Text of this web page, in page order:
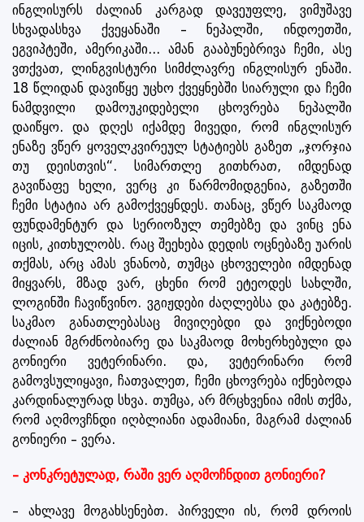
ინგლისურს ძალიან კარგად დავეუფლე, ვიმუშავე
სხვადასხვა ქვეყანაში – ნეპალში, ინდოეთში,
ეგვიპტეში, ამერიკაში... ამან გააბუნებრივა ჩემი, ასე
ვთქვათ, ლინგვისტური სიმძლავრე ინგლისურ ენაში.
18 წლიდან დავიწყე უცხო ქვეყნებში სიარული და ჩემი
ნამდვილი დამოუკიდებელი ცხოვრება ნეპალში
დაიწყო. და დღეს იქამდე მივედი, რომ ინგლისურ
ენაზე ვწერ ყოველკვირეულ სტატიებს გაზეთ „ჯორჯია
თუ დეისთვის“. სიმართლე გითხრათ, იმდენად
გავიწაფე ხელი, ვერც კი წარმომიდგენია, გაზეთში
ჩემი სტატია არ გამოქვეყნდეს. თანაც, ვწერ საკმაოდ
ფუნდამენტურ და სერიოზულ თემებზე და ვინც ენა
იცის, კითხულობს. რაც შეეხება დედის ოცნებაზე უარის
თქმას, არც ამას ვნანობ, თუმცა ცხოველები იმდენად
მიყვარს, მზად ვარ, ცხენი რომ ეტეოდეს სახლში,
ლოგინში ჩავიწვინო. ვგიჟდები ძაღლებსა და კატებზე.
საკმაო განათლებასაც მივიღებდი და ვიქნებოდი
ძალიან მგრძნობიარე და საკმაოდ მოხერხებული და
გონიერი ვეტერინარი. და, ვეტერინარი რომ
გამოვსულიყავი, ჩათვალეთ, ჩემი ცხოვრება იქნებოდა
კარდინალურად სხვა. თუმცა, არ მრცხვენია იმის თქმა,
რომ აღმოვჩნდი იღბლიანი ადამიანი, მაგრამ ძალიან
გონიერი – ვერა.
– კონკრეტულად, რაში ვერ აღმოჩნდით გონიერი?
– ახლავე მოგახსენებთ. პირველი ის, რომ დროის